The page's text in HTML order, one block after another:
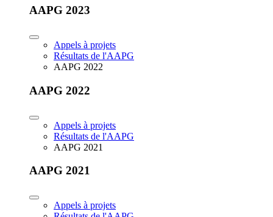
AAPG 2023
Appels à projets
Résultats de l'AAPG
AAPG 2022
AAPG 2022
Appels à projets
Résultats de l'AAPG
AAPG 2021
AAPG 2021
Appels à projets